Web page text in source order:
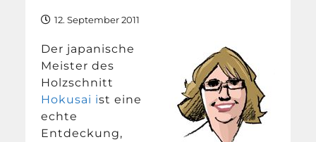
12. September 2011
Der japanische
Meister des
Holzschnitt
Hokusai ist eine
echte
Entdeckung,